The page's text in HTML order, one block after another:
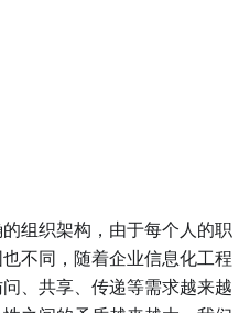
组织架构，由于每个人的职
不同，随着企业信息化工程
、共享、传递等需求越来越